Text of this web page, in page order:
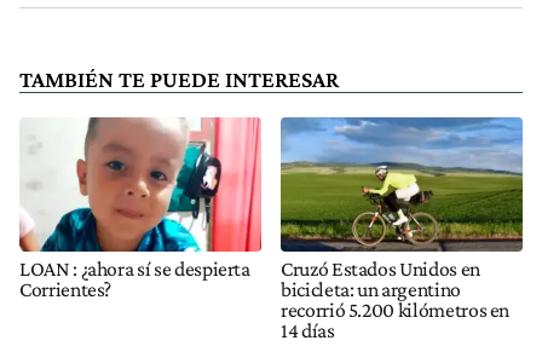
TAMBIÉN TE PUEDE INTERESAR
LOAN : ¿ahora sí se despierta
Corrientes?
Cruzó Estados Unidos en
bicicleta: un argentino
recorrió 5.200 kilómetros en
14 días